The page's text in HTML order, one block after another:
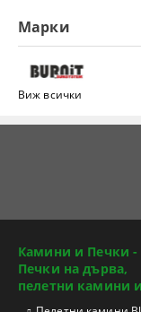
Марки
Виж всички
Камини и Печки -
Печки на дърва,
пелетни камини